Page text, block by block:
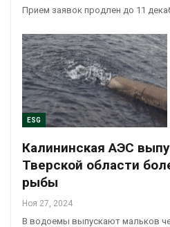
Прием заявок продлен до 11
ESG
Калининская АЭС
Тверской области
рыбы
Ноя 27, 2024
В водоемы выпускают мальков